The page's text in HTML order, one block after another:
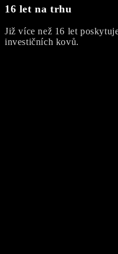
16 let na trhu
Již více než 16 let
investičních kovů.